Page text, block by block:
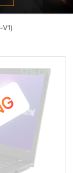
V1)
17% Off